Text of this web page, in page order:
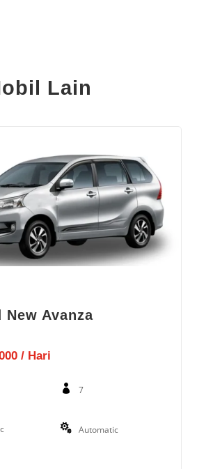
Lain
New Avanza
/ Hari
7
Automatic